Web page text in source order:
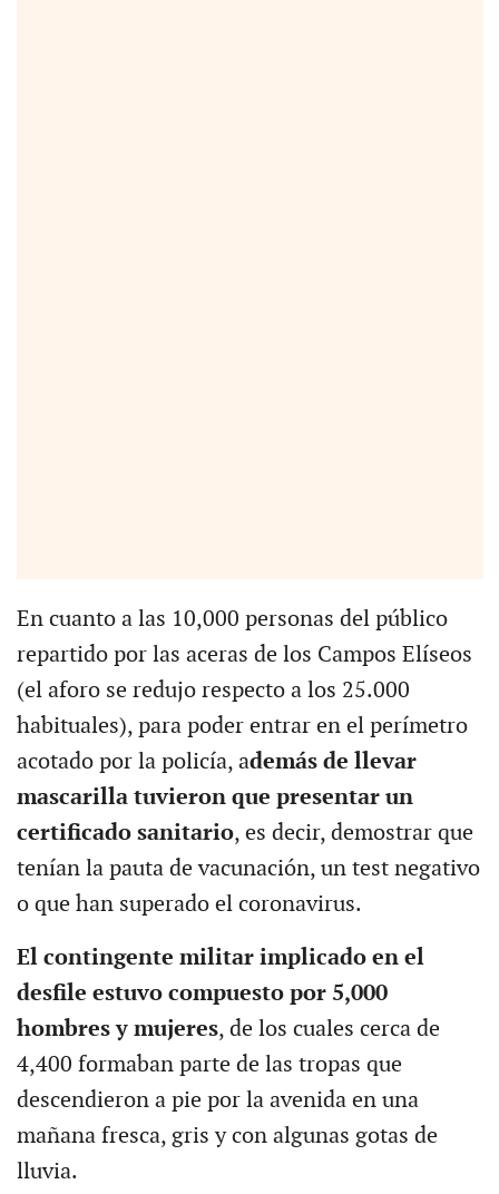
En cuanto a las 10,000 personas del público
repartido por las aceras de los Campos Elíseos
(el aforo se redujo respecto a los 25.000
habituales), para poder entrar en el perímetro
acotado por la policía, además de llevar
mascarilla tuvieron que presentar un
certificado sanitario, es decir, demostrar que
tenían la pauta de vacunación, un test negativo
o que han superado el coronavirus.
El contingente militar implicado en el
desfile estuvo compuesto por 5,000
hombres y mujeres, de los cuales cerca de
4,400 formaban parte de las tropas que
descendieron a pie por la avenida en una
mañana fresca, gris y con algunas gotas de
lluvia.